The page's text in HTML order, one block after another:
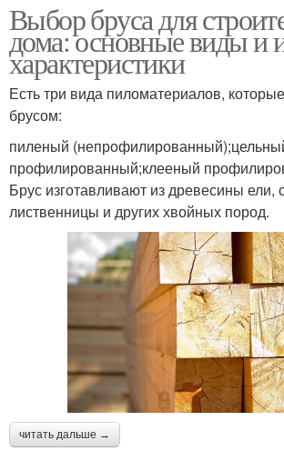
Выбор бруса для
дома: основные виды и
характеристики
Есть три вида пиломатериалов,
брусом:
пиленый
профилированный;клееный
Брус изготавливают из древесины ели,
лиственницы и других хвойных пород.
читать дальше →